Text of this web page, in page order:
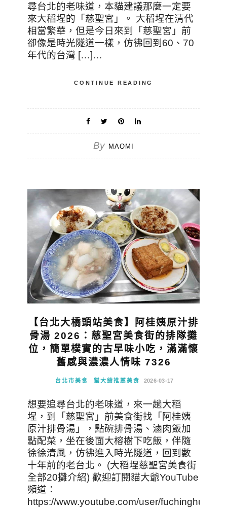
尋台北的老味道，本貓建議那麼一定要
來大稻埕的「慈聖宮」。 大稻埕在清代
相當繁華，但是今日來到「慈聖宮」前
卻像是時光隧道一樣，仿彿回到60、70
年代的台灣 […]…
CONTINUE READING
By MAOMI
【台北大橋頭站美食】阿桂姨原汁排
骨湯 2026：慈聖宮美食街的排隊攤
位，簡單樸實的古早味小吃，滿滿懷
舊感與濃濃人情味 7326
台北市美食 貓大爺推薦美食 2026-03-17
想要追尋台北的老味道，來一趟大稻
埕，到「慈聖宮」前美食街找「阿桂姨
原汁排骨湯」，點碗排骨湯、滷肉飯加
點配菜，坐在後面大榕樹下吃飯，伴隨
徐徐清風，仿彿進入時光隧道，回到數
十年前的老台北。 (大稻埕慈聖宮美食街
全部20攤介紹) 歡迎訂閱貓大爺YouTube
頻道：
https://www.youtube.com/user/fuchinghui